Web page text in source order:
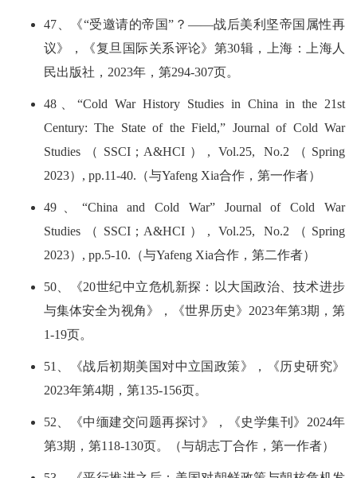
47、《“受邀请的帝国”？——战后美利坚帝国属性再
议》，《复旦国际关系评论》第30辑，上海：上海人
民出版社，2023年，第294-307页。
48、“Cold War History Studies in China in the 21st
Century: The State of the Field,” Journal of Cold War
Studies（SSCI；A&HCI）, Vol.25, No.2（Spring
2023）, pp.11-40.（与Yafeng Xia合作，第一作者）
49、“China and Cold War” Journal of Cold War
Studies（SSCI；A&HCI）, Vol.25, No.2（Spring
2023）, pp.5-10.（与Yafeng Xia合作，第二作者）
50、《20世纪中立危机新探：以大国政治、技术进步
与集体安全为视角》，《世界历史》2023年第3期，第
1-19页。
51、《战后初期美国对中立国政策》，《历史研究》
2023年第4期，第135-156页。
52、《中缅建交问题再探讨》，《史学集刊》2024年
第3期，第118-130页。（与胡志丁合作，第一作者）